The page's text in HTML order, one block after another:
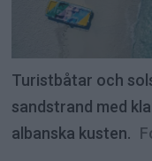
Turistbåtar och
sandstrand med
albanska kusten.